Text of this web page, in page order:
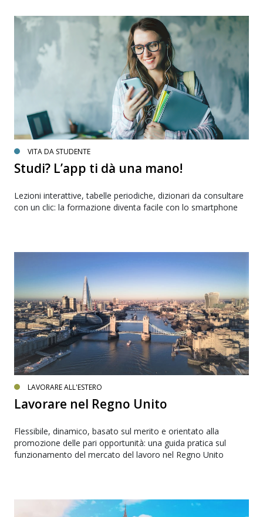
VITA DA STUDENTE
Studi? L’app ti dà una mano!
Lezioni interattive, tabelle periodiche, dizionari da consultare
con un clic: la formazione diventa facile con lo smartphone
LAVORARE ALL'ESTERO
Lavorare nel Regno Unito
Flessibile, dinamico, basato sul merito e orientato alla
promozione delle pari opportunità: una guida pratica sul
funzionamento del mercato del lavoro nel Regno Unito